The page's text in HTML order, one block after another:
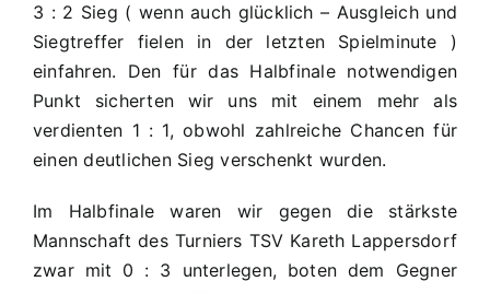
3 : 2 Sieg ( wenn auch glücklich – Ausgleich und
Siegtreffer fielen in der letzten Spielminute )
einfahren. Den für das Halbfinale notwendigen
Punkt sicherten wir uns mit einem mehr als
verdienten 1 : 1, obwohl zahlreiche Chancen für
einen deutlichen Sieg verschenkt wurden.
Im Halbfinale waren wir gegen die stärkste
Mannschaft des Turniers TSV Kareth Lappersdorf
zwar mit 0 : 3 unterlegen, boten dem Gegner